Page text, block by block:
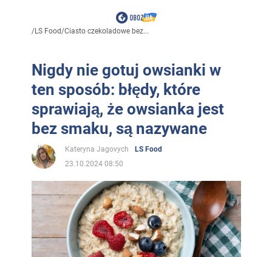
/LS Food/Ciasto czekoladowe bez...
Nigdy nie gotuj owsianki w
ten sposób: błędy, które
sprawiają, że owsianka jest
bez smaku, są nazywane
Kateryna Jagovych
LS Food
23.10.2024 08:50